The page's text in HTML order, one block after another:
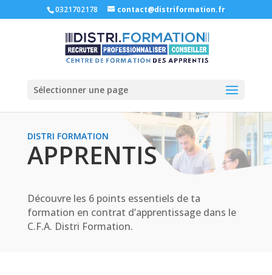
0321702178 contact@distriformation.fr
Sélectionner une page
DISTRI FORMATION
APPRENTIS
Découvre les 6 points essentiels de ta
formation en contrat d’apprentissage dans le
C.F.A. Distri Formation.